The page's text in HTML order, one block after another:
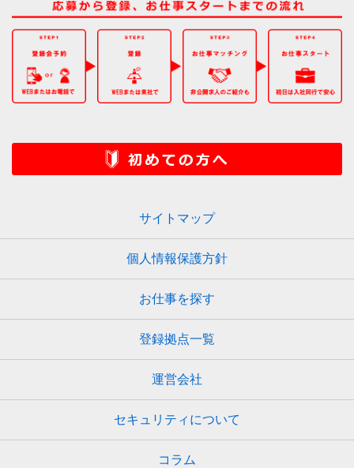
サイトマップ
個人情報保護方針
お仕事を探す
登録拠点一覧
運営会社
セキュリティについて
コラム